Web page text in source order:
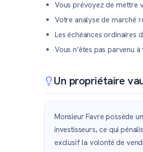
Vous prévoyez de mettre
Votre analyse de marché
Les échéances ordinaires
Vous n’êtes pas parvenu
Un propriétaire
Monsieur Favre possède
investisseurs, ce qui
exclusif la volonté de